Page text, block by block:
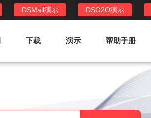
DSO2O演示
DSMall演示
DSO2O功能列表
下载 演示 帮助手册